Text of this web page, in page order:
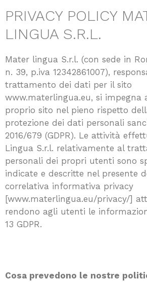
PRIVACY POLICY
LINGUA S.R.L.
Mater lingua S.r.l. (con sede in
n. 39, p.iva 12342861007),
trattamento dei dati per il sito
www.materlingua.eu, si impegna
proprio sito nel pieno rispetto
protezione dei dati personali
2016/679 (GDPR). Le attività
Lingua S.r.l. relativamente al
personali dei propri utenti sono
indicate e descritte nel presente
correlativa informativa privacy
[www.materlingua.eu/privacy/]
rendono agli utenti le
13 GDPR.
Cosa prevedono le nostre